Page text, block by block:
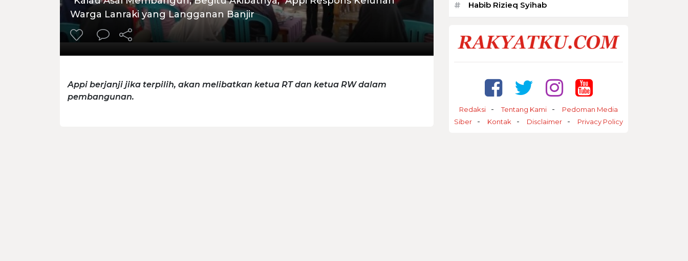
Warga Lanraki yang Langganan Banjir
Appi berjanji jika terpilih, akan melibatkan ketua RT dan ketua RW dalam
pembangunan.
# Habib Rizieq Syihab
Redaksi Tentang Kami
Pedoman Media
Siber
Kontak Disclaimer Privacy Policy